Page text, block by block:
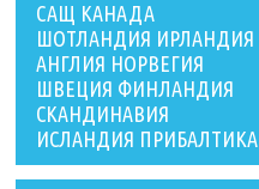
САЩ КАНАДА
ШОТЛАНДИЯ ИРЛАНДИЯ
АНГЛИЯ НОРВЕГИЯ
ШВЕЦИЯ ФИНЛАНДИЯ
СКАНДИНАВИЯ
ИСЛАНДИЯ ПРИБАЛТИКА